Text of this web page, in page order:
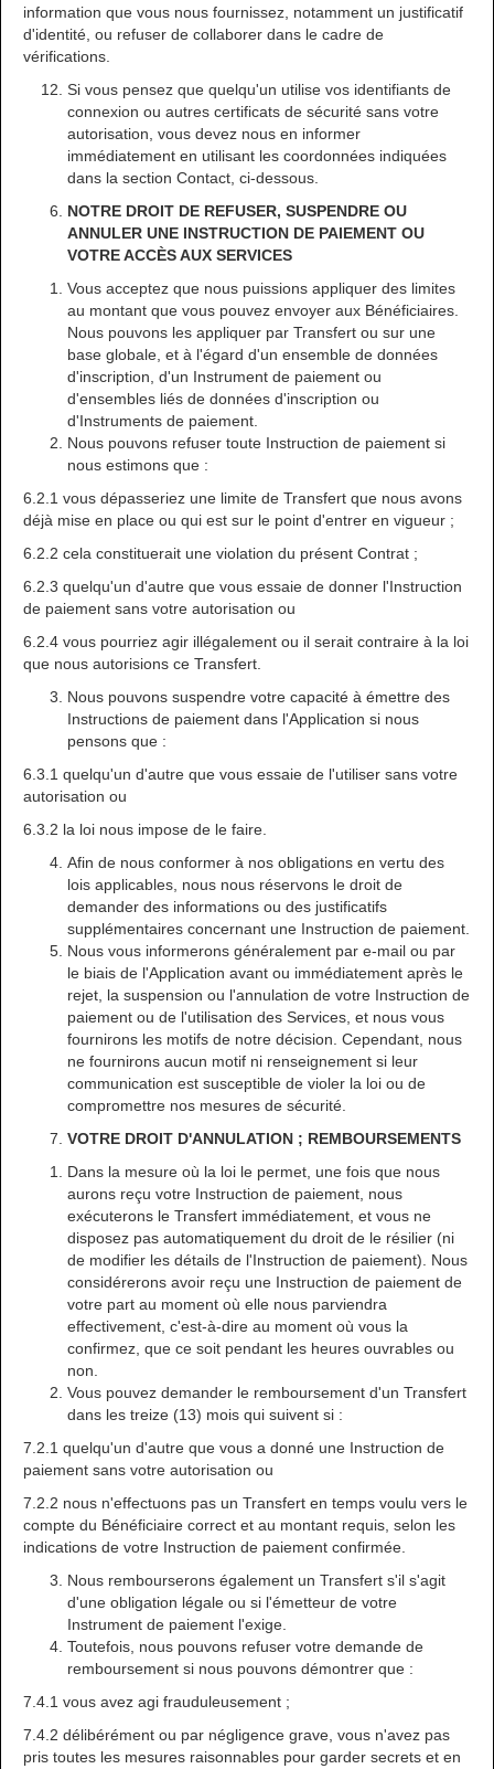
information que vous nous fournissez, notamment un justificatif
d'identité, ou refuser de collaborer dans le cadre de
vérifications.
Si vous pensez que quelqu'un utilise vos identifiants de
connexion ou autres certificats de sécurité sans votre
autorisation, vous devez nous en informer
immédiatement en utilisant les coordonnées indiquées
dans la section Contact, ci-dessous.
NOTRE DROIT DE REFUSER, SUSPENDRE OU
ANNULER UNE INSTRUCTION DE PAIEMENT OU
VOTRE ACCÈS AUX SERVICES
Vous acceptez que nous puissions appliquer des limites
au montant que vous pouvez envoyer aux Bénéficiaires.
Nous pouvons les appliquer par Transfert ou sur une
base globale, et à l'égard d'un ensemble de données
d'inscription, d'un Instrument de paiement ou
d'ensembles liés de données d'inscription ou
d'Instruments de paiement.
Nous pouvons refuser toute Instruction de paiement si
nous estimons que :
6.2.1 vous dépasseriez une limite de Transfert que nous avons
déjà mise en place ou qui est sur le point d'entrer en vigueur ;
6.2.2 cela constituerait une violation du présent Contrat ;
6.2.3 quelqu'un d'autre que vous essaie de donner l'Instruction
de paiement sans votre autorisation ou
6.2.4 vous pourriez agir illégalement ou il serait contraire à la loi
que nous autorisions ce Transfert.
Nous pouvons suspendre votre capacité à émettre des
Instructions de paiement dans l'Application si nous
pensons que :
6.3.1 quelqu'un d'autre que vous essaie de l'utiliser sans votre
autorisation ou
6.3.2 la loi nous impose de le faire.
Afin de nous conformer à nos obligations en vertu des
lois applicables, nous nous réservons le droit de
demander des informations ou des justificatifs
supplémentaires concernant une Instruction de paiement.
Nous vous informerons généralement par e-mail ou par
le biais de l'Application avant ou immédiatement après le
rejet, la suspension ou l'annulation de votre Instruction de
paiement ou de l'utilisation des Services, et nous vous
fournirons les motifs de notre décision. Cependant, nous
ne fournirons aucun motif ni renseignement si leur
communication est susceptible de violer la loi ou de
compromettre nos mesures de sécurité.
VOTRE DROIT D'ANNULATION ; REMBOURSEMENTS
Dans la mesure où la loi le permet, une fois que nous
aurons reçu votre Instruction de paiement, nous
exécuterons le Transfert immédiatement, et vous ne
disposez pas automatiquement du droit de le résilier (ni
de modifier les détails de l'Instruction de paiement). Nous
considérerons avoir reçu une Instruction de paiement de
votre part au moment où elle nous parviendra
effectivement, c'est-à-dire au moment où vous la
confirmez, que ce soit pendant les heures ouvrables ou
non.
Vous pouvez demander le remboursement d'un Transfert
dans les treize (13) mois qui suivent si :
7.2.1 quelqu'un d'autre que vous a donné une Instruction de
paiement sans votre autorisation ou
7.2.2 nous n'effectuons pas un Transfert en temps voulu vers le
compte du Bénéficiaire correct et au montant requis, selon les
indications de votre Instruction de paiement confirmée.
Nous rembourserons également un Transfert s'il s'agit
d'une obligation légale ou si l'émetteur de votre
Instrument de paiement l'exige.
Toutefois, nous pouvons refuser votre demande de
remboursement si nous pouvons démontrer que :
7.4.1 vous avez agi frauduleusement ;
7.4.2 délibérément ou par négligence grave, vous n'avez pas
pris toutes les mesures raisonnables pour garder secrets et en